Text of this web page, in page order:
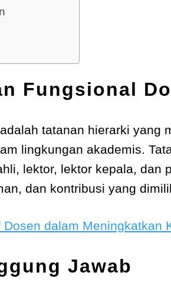
Fungsional
tatanan hierarki yang
lingkungan akademis.
lektor, lektor kepala, dan
dan kontribusi yang
Dosen dalam Meningkatkan
Jawab